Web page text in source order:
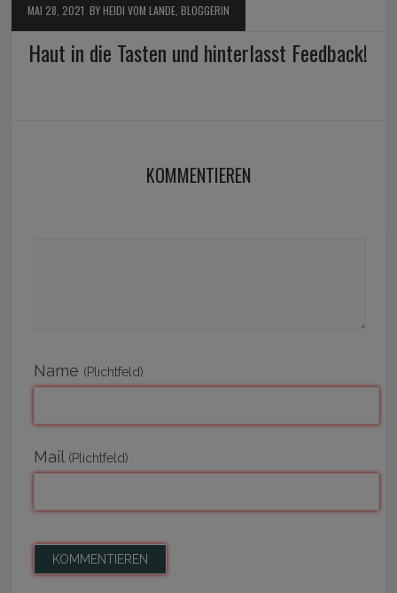
MAI 28, 2021 BY HEIDI VOM LANDE, BLOGGERIN
Haut in die Tasten und hinterlasst Feedback!
KOMMENTIEREN
Name (Plichtfeld)
Mail (Plichtfeld)